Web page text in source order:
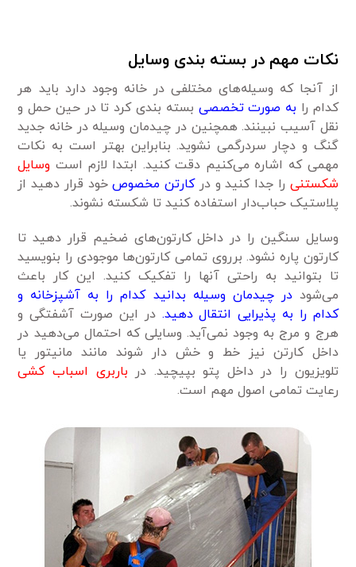
نکات مهم در بسته بندی وسایل
از آنجا که وسیله‌های مختلفی در خانه وجود دارد باید هر
کدام را به صورت تخصصی بسته بندی کرد تا در حین حمل و
نقل آسیب نبینند. همچنین در چیدمان وسیله در خانه جدید
گنگ و دچار سردرگمی نشوید. بنابراین بهتر است به نکات
مهمی که اشاره می‌کنیم دقت کنید. ابتدا لازم است وسایل
شکستنی را جدا کنید و درکارتن مخصوصخود قرار دهید از
پلاستیک حباب‌دار استفاده کنید تا شکسته نشوند.
وسایل سنگین را در داخل کارتون‌های ضخیم قرار دهید تا
کارتون پاره نشود. برروی تمامی کارتون‌ها موجودی را بنویسید
تا بتوانید به راحتی آنها را تفکیک کنید. این کار باعث
می‌شوددر چیدمان وسیله بدانید کدام را به آشپزخانه و
کدام را به پذیرایی انتقال دهید. در این صورت آشفتگی و
هرج و مرج به وجود نمی‌آید. وسایلی که احتمال می‌دهید در
داخل کارتن نیز خط و خش دار شوند مانند مانیتور یا
تلویزیون را در داخل پتو بپیچید. در باربری اسباب کشی
رعایت تمامی اصول مهم است.